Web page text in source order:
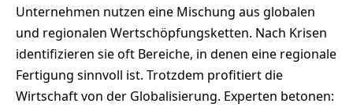
Unternehmen nutzen eine Mischung aus globalen
und regionalen Wertschöpfungsketten. Nach Krisen
identifizieren sie oft Bereiche, in denen eine regionale
Fertigung sinnvoll ist. Trotzdem profitiert die
Wirtschaft von der Globalisierung. Experten betonen: